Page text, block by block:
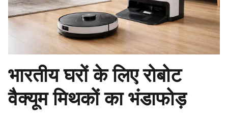
भारतीय घरों के लिए रोबोट
वैक्यूम मिथकों का भंडाफोड़